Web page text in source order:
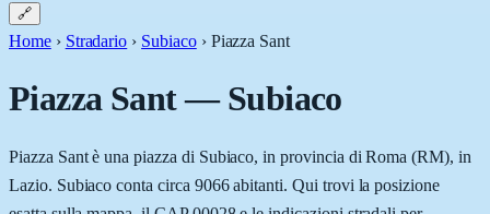
🔗
Home › Stradario › Subiaco › Piazza Sant
Piazza Sant—Subiaco
Piazza Sant è una piazza di Subiaco, in provincia di Roma (RM), in
Lazio. Subiaco conta circa 9066 abitanti. Qui trovi la posizione